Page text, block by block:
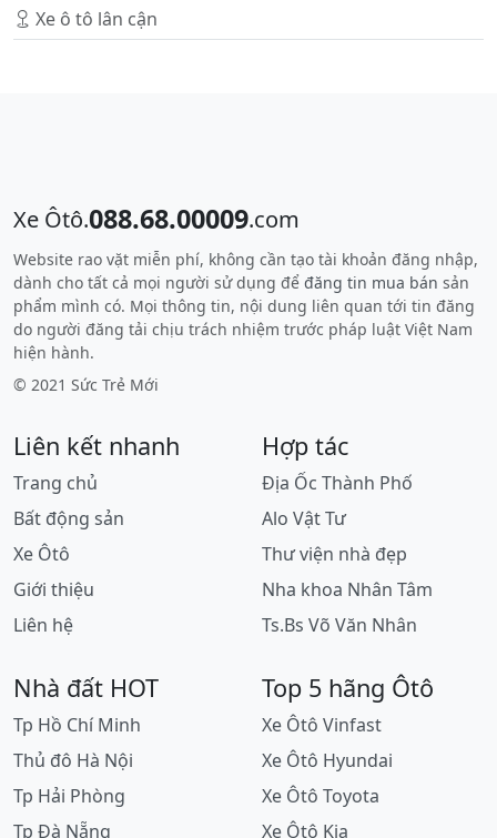
Xe ô tô lân cận
Xe Ôtô.088.68.00009.com
Website rao vặt miễn phí, không cần tạo tài khoản đăng nhập,
dành cho tất cả mọi người sử dụng để đăng tin mua bán sản
phẩm mình có. Mọi thông tin, nội dung liên quan tới tin đăng
do người đăng tải chịu trách nhiệm trước pháp luật Việt Nam
hiện hành.
© 2021 Sức Trẻ Mới
Liên kết nhanh
Trang chủ
Bất động sản
Xe Ôtô
Giới thiệu
Liên hệ
Hợp tác
Địa Ốc Thành Phố
Alo Vật Tư
Thư viện nhà đẹp
Nha khoa Nhân Tâm
Ts.Bs Võ Văn Nhân
Nhà đất HOT
Tp Hồ Chí Minh
Thủ đô Hà Nội
Tp Hải Phòng
Tp Đà Nẵng
Top 5 hãng Ôtô
Xe Ôtô Vinfast
Xe Ôtô Hyundai
Xe Ôtô Toyota
Xe Ôtô Kia